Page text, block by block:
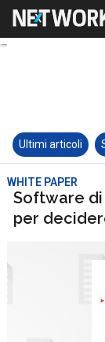
Ultimi articoli
WHITE PAPER
Software di
per